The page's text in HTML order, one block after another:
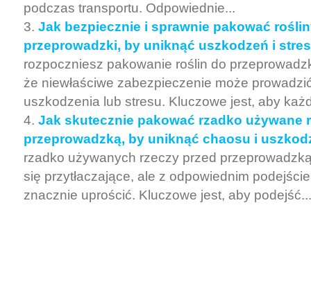
podczas transportu. Odpowiednie...
Jak bezpiecznie i sprawnie pakować
przeprowadzki, by uniknąć uszkodzeń i
rozpoczniesz pakowanie roślin do
że niewłaściwe zabezpieczenie może
uszkodzenia lub stresu. Kluczowe jest, aby
Jak skutecznie pakować rzadko używane
przeprowadzką, by uniknąć chaosu i
rzadko używanych rzeczy przed
się przytłaczające, ale z odpowiednim
znacznie uprościć. Kluczowe jest, aby podejść...